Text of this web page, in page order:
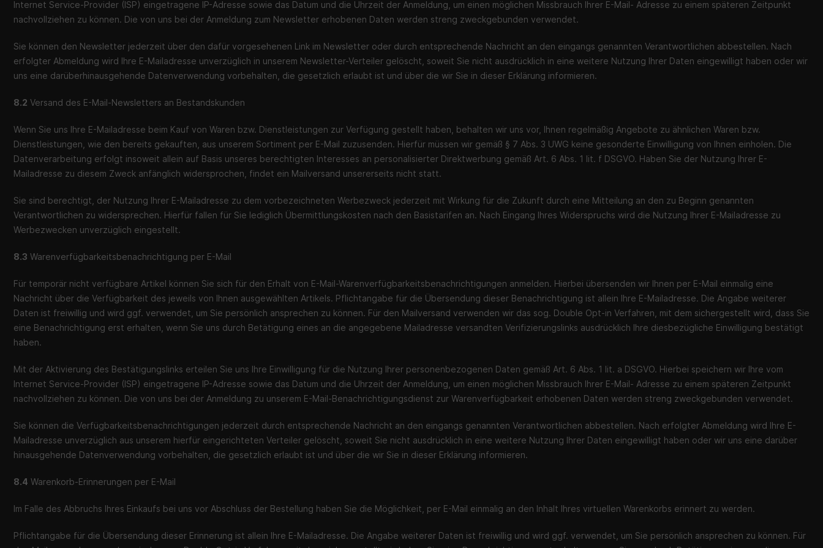
Internet Service-Provider (ISP) eingetragene IP-Adresse sowie das Datum und die Uhrzeit der Anmeldung, um einen möglichen Missbrauch Ihrer E-Mail- Adresse zu einem späteren Zeitpunkt
nachvollziehen zu können. Die von uns bei der Anmeldung zum Newsletter erhobenen Daten werden streng zweckgebunden verwendet.
Sie können den Newsletter jederzeit über den dafür vorgesehenen Link im Newsletter oder durch entsprechende Nachricht an den eingangs genannten Verantwortlichen abbestellen. Nach
erfolgter Abmeldung wird Ihre E-Mailadresse unverzüglich in unserem Newsletter-Verteiler gelöscht, soweit Sie nicht ausdrücklich in eine weitere Nutzung Ihrer Daten eingewilligt haben oder wir
uns eine darüberhinausgehende Datenverwendung vorbehalten, die gesetzlich erlaubt ist und über die wir Sie in dieser Erklärung informieren.
8.2 Versand des E-Mail-Newsletters an Bestandskunden
Wenn Sie uns Ihre E-Mailadresse beim Kauf von Waren bzw. Dienstleistungen zur Verfügung gestellt haben, behalten wir uns vor, Ihnen regelmäßig Angebote zu ähnlichen Waren bzw.
Dienstleistungen, wie den bereits gekauften, aus unserem Sortiment per E-Mail zuzusenden. Hierfür müssen wir gemäß § 7 Abs. 3 UWG keine gesonderte Einwilligung von Ihnen einholen. Die
Datenverarbeitung erfolgt insoweit allein auf Basis unseres berechtigten Interesses an personalisierter Direktwerbung gemäß Art. 6 Abs. 1 lit. f DSGVO. Haben Sie der Nutzung Ihrer E-
Mailadresse zu diesem Zweck anfänglich widersprochen, findet ein Mailversand unsererseits nicht statt.
Sie sind berechtigt, der Nutzung Ihrer E-Mailadresse zu dem vorbezeichneten Werbezweck jederzeit mit Wirkung für die Zukunft durch eine Mitteilung an den zu Beginn genannten
Verantwortlichen zu widersprechen. Hierfür fallen für Sie lediglich Übermittlungskosten nach den Basistarifen an. Nach Eingang Ihres Widerspruchs wird die Nutzung Ihrer E-Mailadresse zu
Werbezwecken unverzüglich eingestellt.
8.3 Warenverfügbarkeitsbenachrichtigung per E-Mail
Für temporär nicht verfügbare Artikel können Sie sich für den Erhalt von E-Mail-Warenverfügbarkeitsbenachrichtigungen anmelden. Hierbei übersenden wir Ihnen per E-Mail einmalig eine
Nachricht über die Verfügbarkeit des jeweils von Ihnen ausgewählten Artikels. Pflichtangabe für die Übersendung dieser Benachrichtigung ist allein Ihre E-Mailadresse. Die Angabe weiterer
Daten ist freiwillig und wird ggf. verwendet, um Sie persönlich ansprechen zu können. Für den Mailversand verwenden wir das sog. Double Opt-in Verfahren, mit dem sichergestellt wird, dass Sie
eine Benachrichtigung erst erhalten, wenn Sie uns durch Betätigung eines an die angegebene Mailadresse versandten Verifizierungslinks ausdrücklich Ihre diesbezügliche Einwilligung bestätigt
haben.
Mit der Aktivierung des Bestätigungslinks erteilen Sie uns Ihre Einwilligung für die Nutzung Ihrer personenbezogenen Daten gemäß Art. 6 Abs. 1 lit. a DSGVO. Hierbei speichern wir Ihre vom
Internet Service-Provider (ISP) eingetragene IP-Adresse sowie das Datum und die Uhrzeit der Anmeldung, um einen möglichen Missbrauch Ihrer E-Mail- Adresse zu einem späteren Zeitpunkt
nachvollziehen zu können. Die von uns bei der Anmeldung zu unserem E-Mail-Benachrichtigungsdienst zur Warenverfügbarkeit erhobenen Daten werden streng zweckgebunden verwendet.
Sie können die Verfügbarkeitsbenachrichtigungen jederzeit durch entsprechende Nachricht an den eingangs genannten Verantwortlichen abbestellen. Nach erfolgter Abmeldung wird Ihre E-
Mailadresse unverzüglich aus unserem hierfür eingerichteten Verteiler gelöscht, soweit Sie nicht ausdrücklich in eine weitere Nutzung Ihrer Daten eingewilligt haben oder wir uns eine darüber
hinausgehende Datenverwendung vorbehalten, die gesetzlich erlaubt ist und über die wir Sie in dieser Erklärung informieren.
8.4 Warenkorb-Erinnerungen per E-Mail
Im Falle des Abbruchs Ihres Einkaufs bei uns vor Abschluss der Bestellung haben Sie die Möglichkeit, per E-Mail einmalig an den Inhalt Ihres virtuellen Warenkorbs erinnert zu werden.
Pflichtangabe für die Übersendung dieser Erinnerung ist allein Ihre E-Mailadresse. Die Angabe weiterer Daten ist freiwillig und wird ggf. verwendet, um Sie persönlich ansprechen zu können. Für